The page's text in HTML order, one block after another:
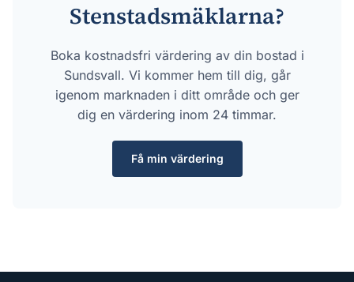
Stenstadsmäklarna?
Boka kostnadsfri värdering av din bostad i
Sundsvall. Vi kommer hem till dig, går
igenom marknaden i ditt område och ger
dig en värdering inom 24 timmar.
Få min värdering